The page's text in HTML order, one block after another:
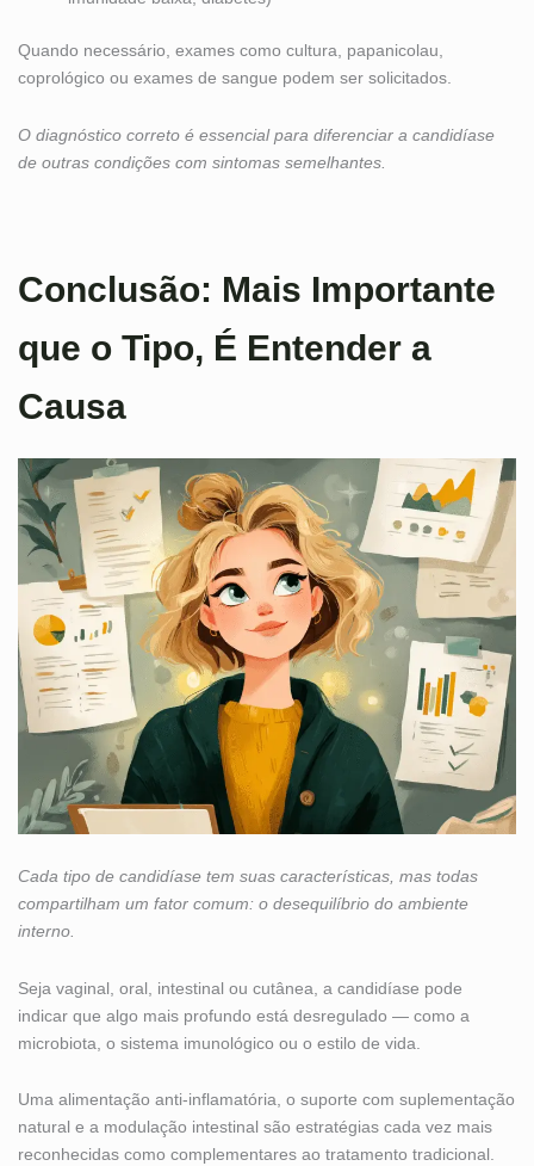
Quando necessário, exames como cultura, papanicolau,
coprológico ou exames de sangue podem ser solicitados.
O diagnóstico correto é essencial para diferenciar a candidíase
de outras condições com sintomas semelhantes.
Conclusão: Mais Importante
que o Tipo, É Entender a
Causa
Cada tipo de candidíase tem suas características, mas todas
compartilham um fator comum: o desequilíbrio do ambiente
interno.
Seja vaginal, oral, intestinal ou cutânea, a candidíase pode
indicar que algo mais profundo está desregulado — como a
microbiota, o sistema imunológico ou o estilo de vida.
Uma alimentação anti-inflamatória, o suporte com suplementação
natural e a modulação intestinal são estratégias cada vez mais
reconhecidas como complementares ao tratamento tradicional.